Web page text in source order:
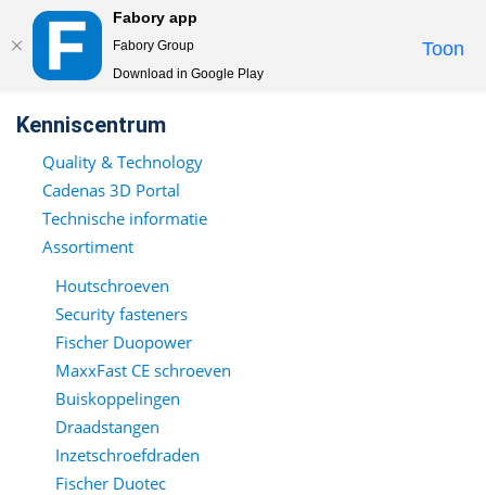
Fabory app
Fabory Group
Download in Google Play
Toon
Kenniscentrum
Quality & Technology
Cadenas 3D Portal
Technische informatie
Assortiment
Houtschroeven
Security fasteners
Fischer Duopower
MaxxFast CE schroeven
Buiskoppelingen
Draadstangen
Inzetschroefdraden
Fischer Duotec